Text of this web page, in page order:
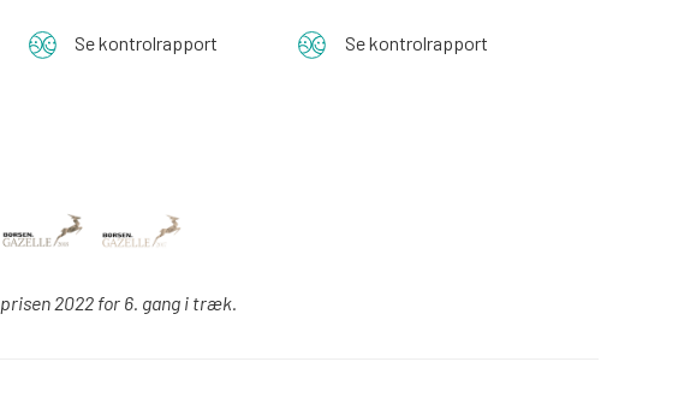
Se kontrolrapport Se kontrolrapport
2022 for 6. gang i træk.